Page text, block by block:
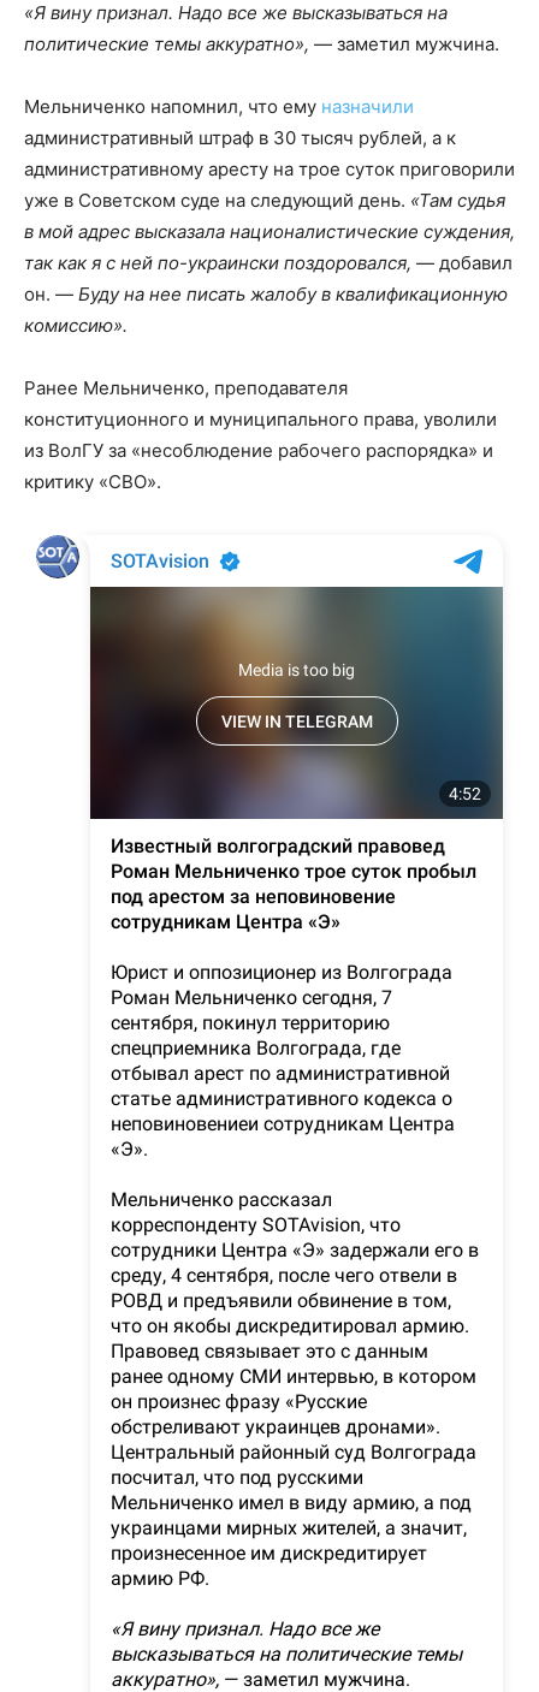
«Я вину признал. Надо все же высказываться на
политические темы аккуратно», — заметил мужчина.
Мельниченко напомнил, что ему назначили
административный штраф в 30 тысяч рублей, а к
административному аресту на трое суток приговорили
уже в Советском суде на следующий день. «Там судья
в мой адрес высказала националистические суждения,
так как я с ней по-украински поздоровался, — добавил
он. — Буду на нее писать жалобу в квалификационную
комиссию».
Ранее Мельниченко, преподавателя
конституционного и муниципального права, уволили
из ВолГУ за «несоблюдение рабочего распорядка» и
критику «СВО».